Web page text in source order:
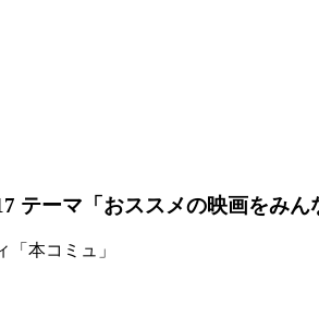
テーマ「おススメの映画をみん
「本コミュ」